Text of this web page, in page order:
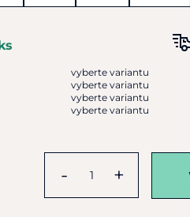
vyberte variantu
vyberte variantu
vyberte variantu
vyberte variantu
- +